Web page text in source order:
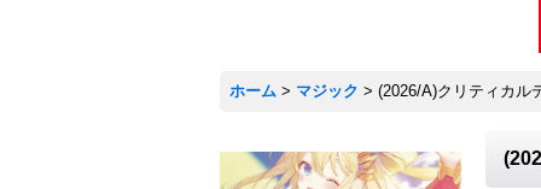
ホーム > マジック > (2026/A)クリティカル